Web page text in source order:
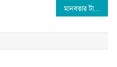
মানবতার টানে যুক্তরাজ্য থেকে কর্মহীন মানুষের পাশে হারুন মিয়া